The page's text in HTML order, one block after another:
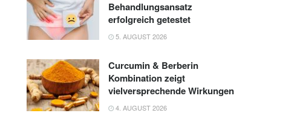
Behandlungsansatz
erfolgreich getestet
5. AUGUST 2026
Curcumin & Berberin
Kombination zeigt
vielversprechende Wirkungen
4. AUGUST 2026